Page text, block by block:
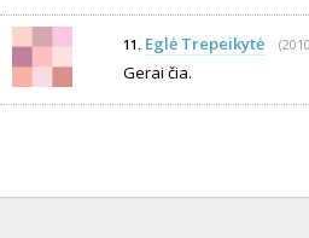
11. Eglė Trepeikytė
Gerai čia.